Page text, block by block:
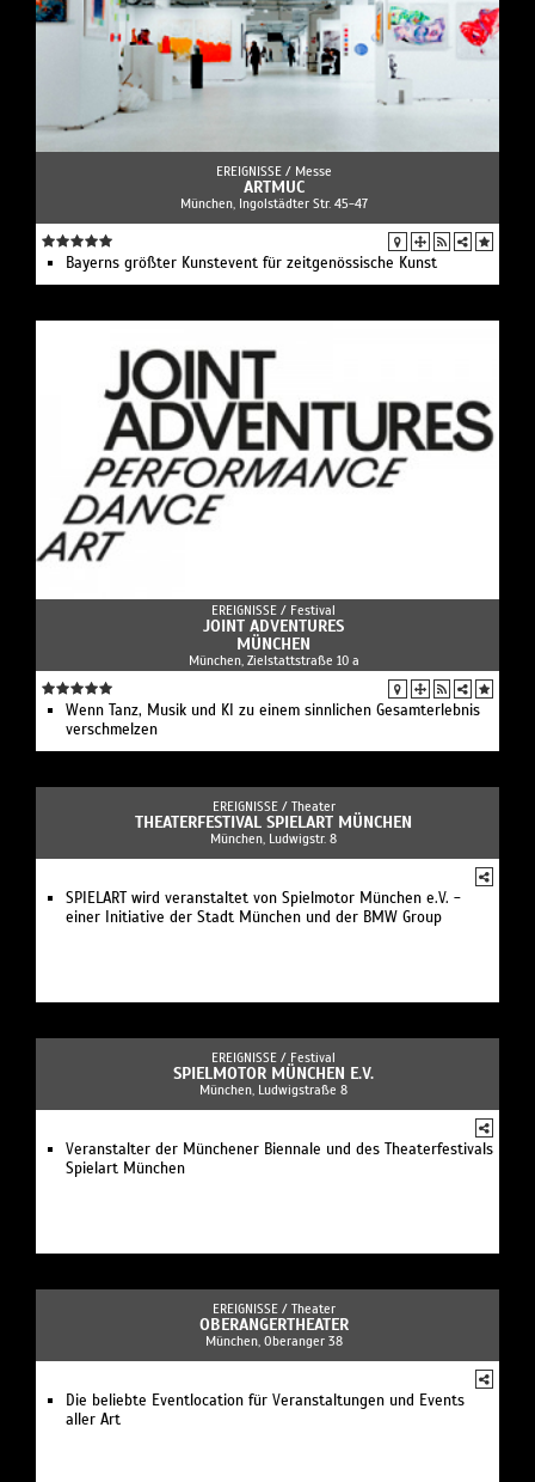
EREIGNISSE / Messe
ARTMUC
München, Ingolstädter Str. 45-47
Bayerns größter Kunstevent für zeitgenössische Kunst
EREIGNISSE / Festival
JOINT ADVENTURES
MÜNCHEN
München, Zielstattstraße 10 a
Wenn Tanz, Musik und KI zu einem sinnlichen Gesamterlebnis
verschmelzen
EREIGNISSE / Theater
THEATERFESTIVAL SPIELART MÜNCHEN
München, Ludwigstr. 8
SPIELART wird veranstaltet von Spielmotor München e.V. -
einer Initiative der Stadt München und der BMW Group
EREIGNISSE / Festival
SPIELMOTOR MÜNCHEN E.V.
München, Ludwigstraße 8
Veranstalter der Münchener Biennale und des Theaterfestivals
Spielart München
EREIGNISSE / Theater
OBERANGERTHEATER
München, Oberanger 38
Die beliebte Eventlocation für Veranstaltungen und Events
aller Art